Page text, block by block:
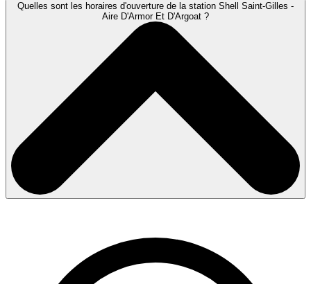
Quelles sont les horaires d'ouverture de la station Shell Saint-Gilles -
Aire D'Armor Et D'Argoat ?